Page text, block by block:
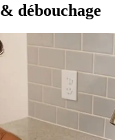
débouchage